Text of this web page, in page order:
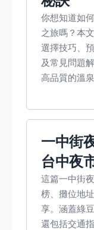
你想知道如
之旅嗎？本
選擇技巧、
及常見問題
高品質的溫泉
一中街
台中夜
這篇一中街
榜、攤位地
享。涵蓋綠
還包括交通